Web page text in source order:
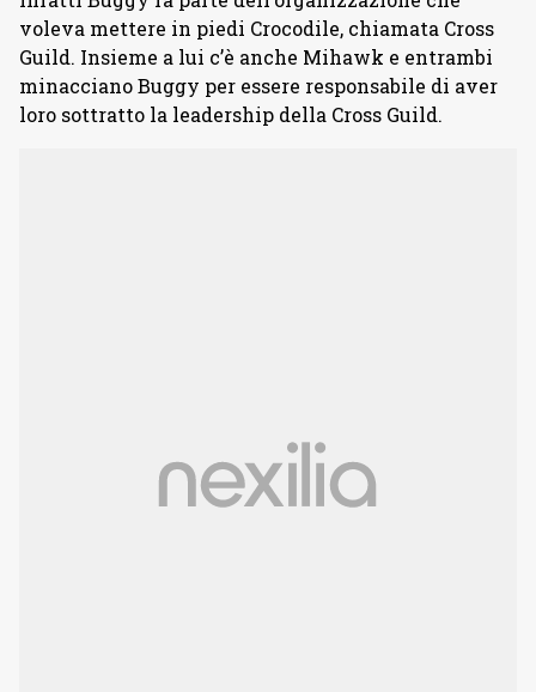
voleva mettere in piedi Crocodile, chiamata Cross
Guild. Insieme a lui c’è anche Mihawk e entrambi
minacciano Buggy per essere responsabile di aver
loro sottratto la leadership della Cross Guild.